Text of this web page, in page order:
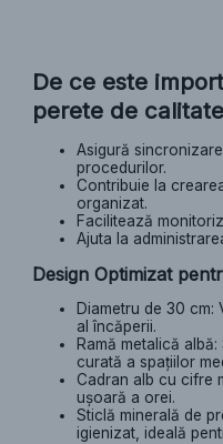
De ce este
perete de
Asigură
procedurilor.
Contribuie la
organizat.
Facilitează
Ajuta la
Design Optimizat
Diametru de 30 cm:
al încăperii.
Ramă metalică
curată a spațiilor
Cadran alb cu cifre
ușoară a orei.
Sticlă minerală de
igienizat, ideală